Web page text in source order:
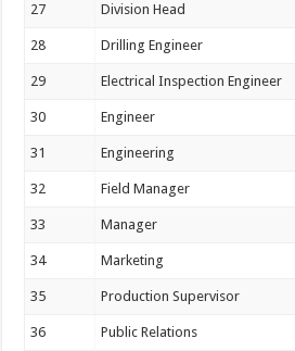
27 Division Head
28 Drilling Engineer
29 Electrical Inspection Engineer
30 Engineer
31 Engineering
32 Field Manager
33 Manager
34 Marketing
35 Production Supervisor
36 Public Relations